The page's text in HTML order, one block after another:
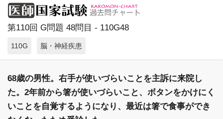
第110回 G問題 48問目 - 110G48
110G 脳・神経疾患
68歳の男性。右手が使いづらいことを主訴に来院し
た。2年前から箸が使いづらいこと、ボタンをかけにく
いことを自覚するようになり、最近は箸で食事ができ